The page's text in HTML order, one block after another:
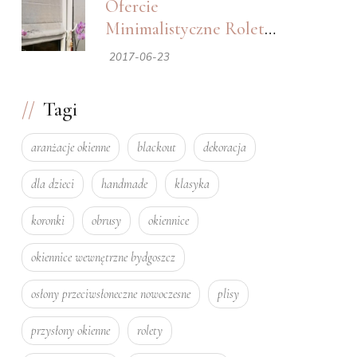
Ofercie
Minimalistyczne Rolety
Rzymskie. Połączenie
2017-06-23
Tagi
aranżacje okienne blackout dekoracja
dla dzieci handmade klasyka
koronki obrusy okiennice
okiennice wewnętrzne bydgoszcz
osłony przeciwsłoneczne nowoczesne plisy
przysłony okienne rolety